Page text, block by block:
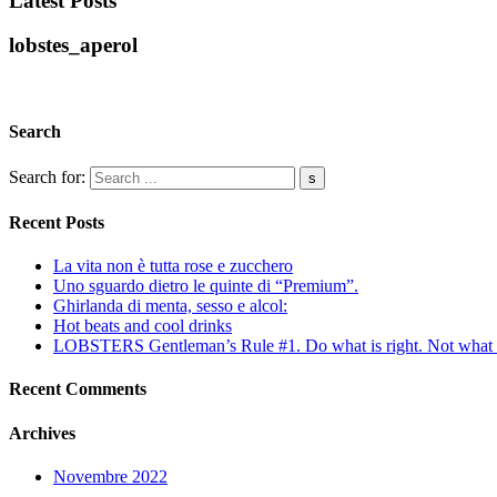
lobstes_aperol
Search
Search for:
Recent Posts
La vita non è tutta rose e zucchero
Uno sguardo dietro le quinte di “Premium”.
Ghirlanda di menta, sesso e alcol:
Hot beats and cool drinks
LOBSTERS Gentleman’s Rule #1. Do what is right. Not what
Recent Comments
Archives
Novembre 2022